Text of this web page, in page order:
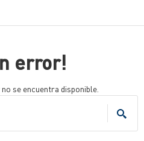
error!
se encuentra disponible.